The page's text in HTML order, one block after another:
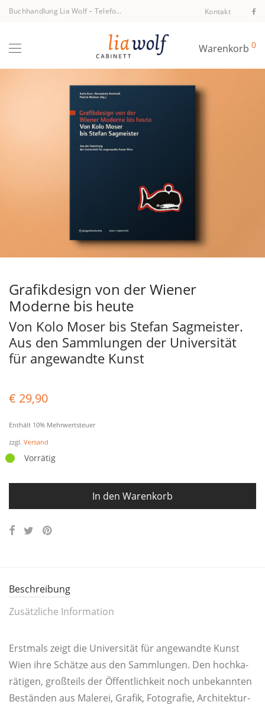
Buchhandlung Lia Wolf– Telefon +43 1 512 40 94 Kontakt
Warenkorb 0
Grafikdesign von der Wiener
Moderne bis heute
Von Kolo Moser bis Stefan Sagmeister.
Aus den Sammlungen der Universität
für angewandte Kunst
€ 29,90
Enthält 10% Mehrwertsteuer
zzgl. Versand
Vorrätig
In den Warenkorb
Beschreibung
Zusätzliche Information
Erst­mals zeigt die Uni­ver­si­tät für ange­wand­te Kunst
Wien ihre Schät­ze aus den Samm­lun­gen. Den hoch­ka­
rä­ti­gen, groß­teils der Öffent­lich­keit noch unbe­kann­ten
Bestän­den aus Male­rei, Gra­fik, Foto­gra­fie, Archi­tek­tur­